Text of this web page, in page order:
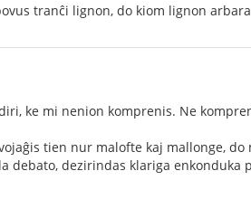
tranĉi lignon, do kiom lignon
ke mi nenion komprenis. Ne
tien nur malofte kaj mallonge,
debato, dezirindas klariga enkonduka